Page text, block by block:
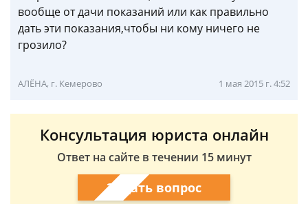
вообще от дачи показаний или как правильно
дать эти показания,чтобы ни кому ничего не
грозило?
АЛЁНА, г. Кемерово 1 мая 2015 г. 4:52
Консультация юриста онлайн
Ответ на сайте в течении 15 минут
Задать вопрос